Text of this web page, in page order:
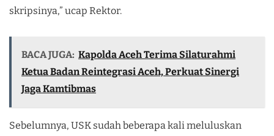
skripsinya,” ucap Rektor.
BACA JUGA: Kapolda Aceh Terima Silaturahmi
Ketua Badan Reintegrasi Aceh, Perkuat Sinergi
Jaga Kamtibmas
Sebelumnya, USK sudah beberapa kali meluluskan